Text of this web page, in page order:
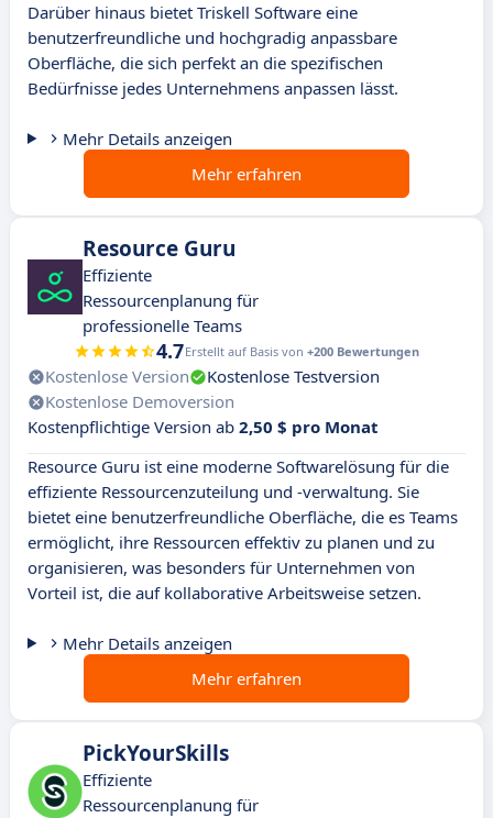
Darüber hinaus bietet Triskell Software eine
benutzerfreundliche und hochgradig anpassbare
Oberfläche, die sich perfekt an die spezifischen
Bedürfnisse jedes Unternehmens anpassen lässt.
Mehr Details anzeigen
Mehr erfahren
Resource Guru
Effiziente
Ressourcenplanung für
professionelle Teams
4.7Erstellt auf Basis von +200 Bewertungen
Kostenlose Version
Kostenlose Testversion
Kostenlose Demoversion
Kostenpflichtige Version ab 2,50 $ pro Monat
Resource Guru ist eine moderne Softwarelösung für die
effiziente Ressourcenzuteilung und -verwaltung. Sie
bietet eine benutzerfreundliche Oberfläche, die es Teams
ermöglicht, ihre Ressourcen effektiv zu planen und zu
organisieren, was besonders für Unternehmen von
Vorteil ist, die auf kollaborative Arbeitsweise setzen.
Mehr Details anzeigen
Mehr erfahren
PickYourSkills
Effiziente
Ressourcenplanung für